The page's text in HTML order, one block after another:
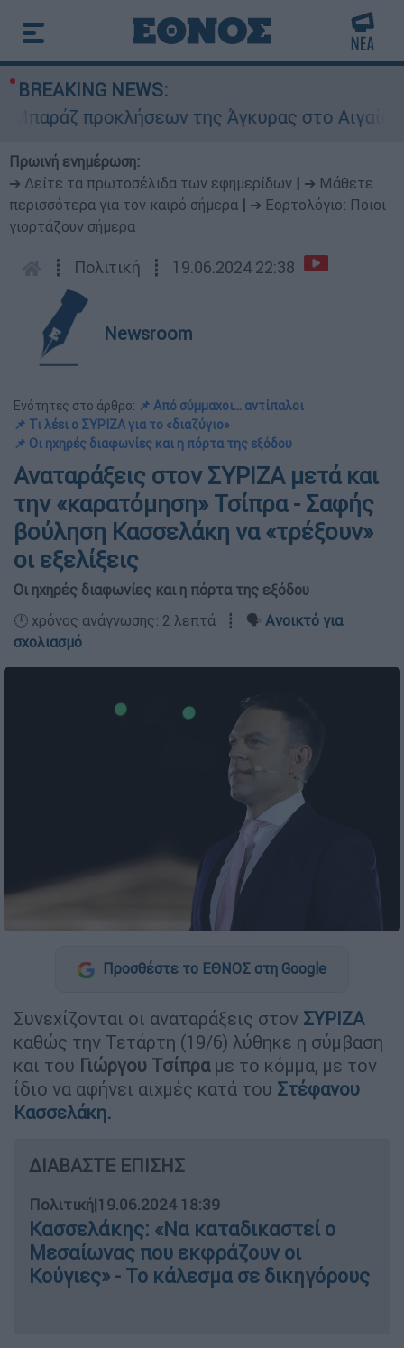
BREAKING NEWS:
προκλήσεων της Άγκυρας στο Αιγαίο:
Πρωινή ενημέρωση:
➔ Δείτε τα πρωτοσέλιδα των εφημερίδων
➔ Μάθετε
περισσότερα για τον καιρό σήμερα
➔ Εορτολόγιο: Ποιοι
γιορτάζουν σήμερα
┋ Πολιτική ┋ 19.06.2024 22:38
Newsroom
Ενότητες στο άρθρο: 📌 Από σύμμαχοι... αντίπαλοι
📌 Τι λέει ο ΣΥΡΙΖΑ για το «διαζύγιο»
📌 Οι ηχηρές διαφωνίες και η πόρτα της εξόδου
Αναταράξεις στον ΣΥΡΙΖΑ μετά και
την «καρατόμηση» Τσίπρα - Σαφής
βούληση Κασσελάκη να «τρέξουν»
οι εξελίξεις
Οι ηχηρές διαφωνίες και η πόρτα της εξόδου
🕛 χρόνος ανάγνωσης: 2 λεπτά ┋ 🗣️ Ανοικτό για
σχολιασμό
Προσθέστε το ΕΘΝΟΣ στη Google
Συνεχίζονται οι αναταράξεις στον ΣΥΡΙΖΑ
καθώς την Τετάρτη (19/6) λύθηκε η σύμβαση
και του Γιώργου Τσίπραμε το κόμμα, με τον
ίδιο να αφήνει αιχμές κατά του Στέφανου
Κασσελάκη.
ΔΙΑΒΑΣΤΕ ΕΠΙΣΗΣ
Πολιτική|19.06.2024 18:39
Κασσελάκης: «Να καταδικαστεί ο
Μεσαίωνας που εκφράζουν οι
Κούγιες» - Το κάλεσμα σε δικηγόρους